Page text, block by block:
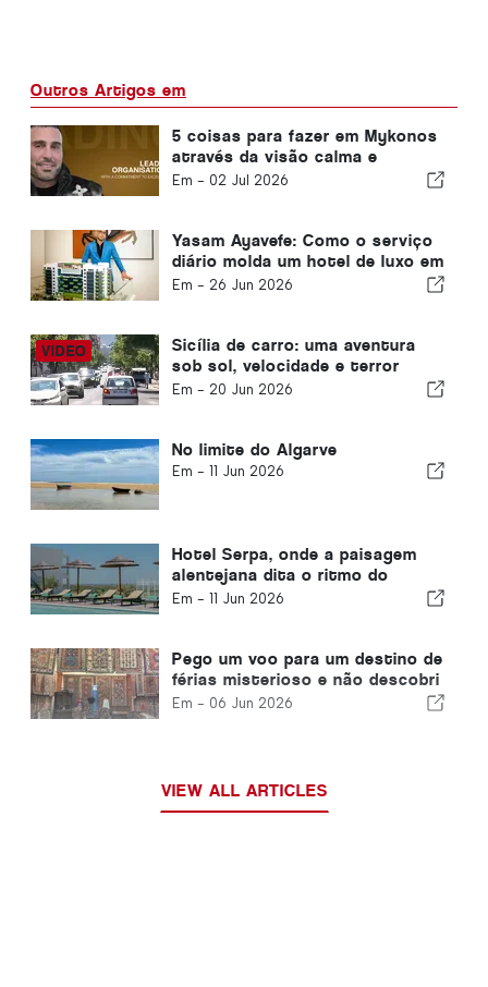
Outros Artigos em
5 coisas para fazer em Mykonos
através da visão calma e
luxuosa de Yasam Ayavefe
Em - 02 Jul 2026
Yasam Ayavefe: Como o serviço
diário molda um hotel de luxo em
Mykonos
Em - 26 Jun 2026
Sicília de carro: uma aventura
sob sol, velocidade e terror
moderado
Em - 20 Jun 2026
No limite do Algarve
Em - 11 Jun 2026
Hotel Serpa, onde a paisagem
alentejana dita o ritmo do
tempo
Em - 11 Jun 2026
Pego um voo para um destino de
férias misterioso e não descobri
até pousar
Em - 06 Jun 2026
VIEW ALL ARTICLES